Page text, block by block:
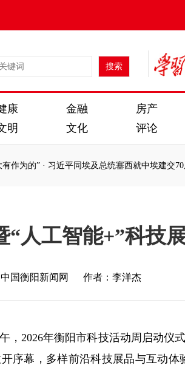
康 金融 房产
明 文化 评论
的”·习近平同埃及总统塞西就中埃建交70周年
的”
“人工智能+”科技
中国衡阳新闻网 作者：李洋杰
2026年衡阳市科技活动周启动仪
序幕，多样前沿科技展品与互动体